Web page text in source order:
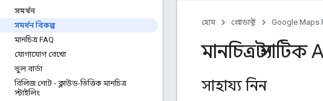
সমর্থন
সমর্থন বিকল্প
মানচিত্র FAQ
যোগাযোগ রেখো
ভুল বার্তা
রিলিজ নোট - ক্লাউড-ভিত্তিক মানচিত্র
স্টাইলিং
হোম প্রোডাক্ট Google Maps
মানচিত্র
সাহায্য নিন